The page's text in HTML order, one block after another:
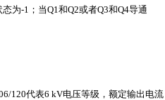
为-1；当Q1和Q2或者Q3和Q4导通
120代表6 kV电压等级，额定输出电流